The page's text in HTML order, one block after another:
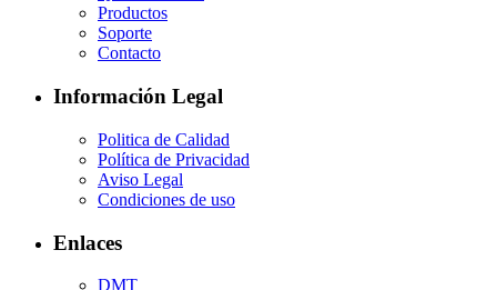
Productos
Soporte
Contacto
Información Legal
Politica de Calidad
Política de Privacidad
Aviso Legal
Condiciones de uso
Enlaces
DMT